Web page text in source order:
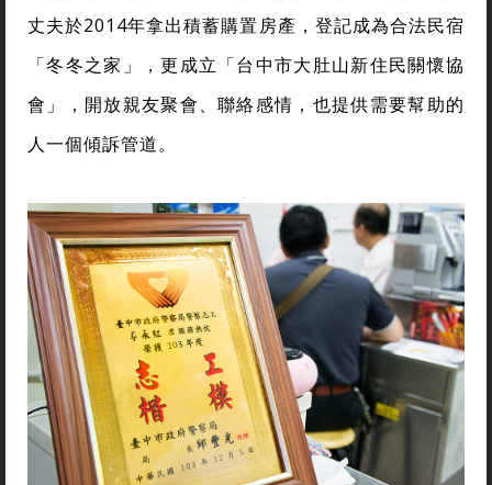
丈夫於2014年拿出積蓄購置房產，登記成為合法民宿
「冬冬之家」，更成立「台中市大肚山新住民關懷協
會」，開放親友聚會、聯絡感情，也提供需要幫助的
人一個傾訴管道。